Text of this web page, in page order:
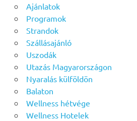
Ajánlatok
Programok
Strandok
Szállásajánló
Uszodák
Utazás Magyarországon
Nyaralás külföldön
Balaton
Wellness hétvége
Wellness Hotelek